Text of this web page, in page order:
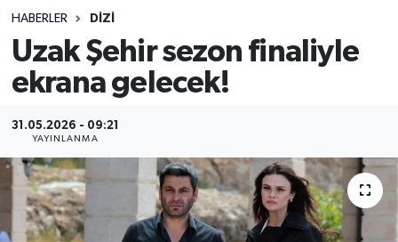
HABERLER DİZİ
Uzak Şehir sezon finaliyle
ekrana gelecek!
31.05.2026 - 09:21
YAYINLANMA
İstanbul Namaz Vakitleri
İstanbul Trafik Yoğunluk Haritası
Süper Lig Puan Durumu ve Fikstür
Tüm Manşetler
Son Dakika Haberleri